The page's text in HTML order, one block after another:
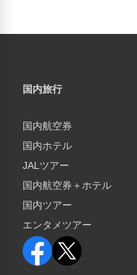
国内旅行
国内航空券
国内ホテル
JALツアー
国内航空券＋ホテル
国内ツアー
エンタメツアー